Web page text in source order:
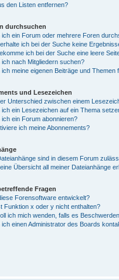
den Listen entfernen?
durchsuchen
ich ein Forum oder mehrere Foren
ich bei der Suche keine
ich bei der Suche eine leere
ich nach Mitgliedern suchen?
ich meine eigenen Beiträge und Themen
und Lesezeichen
Unterschied zwischen einem
ich ein Lesezeichen auf ein Thema
ich ein Forum abonnieren?
ich meine Abonnements?
sind in diesem Forum
Übersicht all meiner Dateianhänge
Fragen
Forensoftware entwickelt?
Funktion x oder y nicht enthalten?
ich mich wenden, falls es
ich einen Administrator des Boards